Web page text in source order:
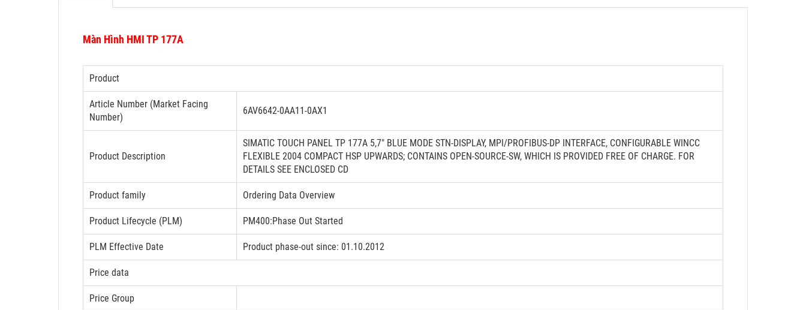
Màn Hình HMI TP 177A
Product
Article Number (Market Facing
Number)
6AV6642-0AA11-0AX1
Product Description
SIMATIC TOUCH PANEL TP 177A 5,7" BLUE MODE STN-DISPLAY, MPI/PROFIBUS-DP INTERFACE, CONFIGURABLE WINCC
FLEXIBLE 2004 COMPACT HSP UPWARDS; CONTAINS OPEN-SOURCE-SW, WHICH IS PROVIDED FREE OF CHARGE. FOR
DETAILS SEE ENCLOSED CD
Product family Ordering Data Overview
Product Lifecycle (PLM) PM400:Phase Out Started
PLM Effective Date Product phase-out since: 01.10.2012
Price data
Price Group